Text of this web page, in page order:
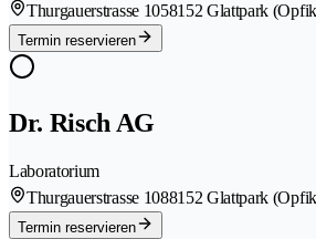
Thurgauerstrasse 1058152 Glattpark
Termin reservieren
Dr. Risch AG
Laboratorium
Thurgauerstrasse 1088152 Glattpark
Termin reservieren